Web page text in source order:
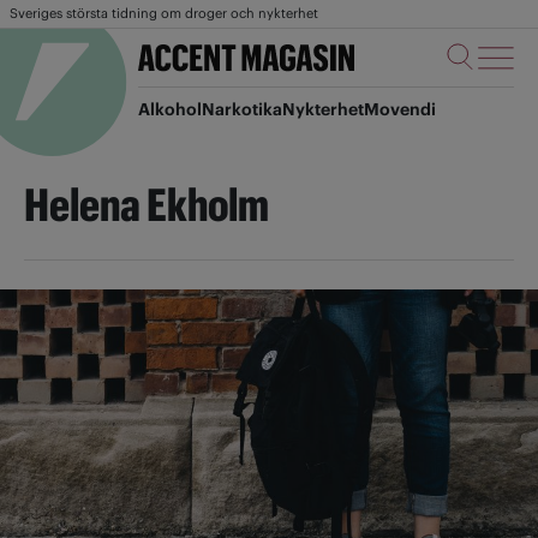
Sveriges största tidning om droger och nykterhet
AlkoholNarkotikaNykterhetMovendi
Helena Ekholm